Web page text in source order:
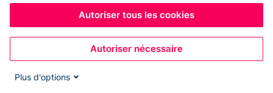
Autoriser tous les cookies
Autoriser nécessaire
Plus d'options